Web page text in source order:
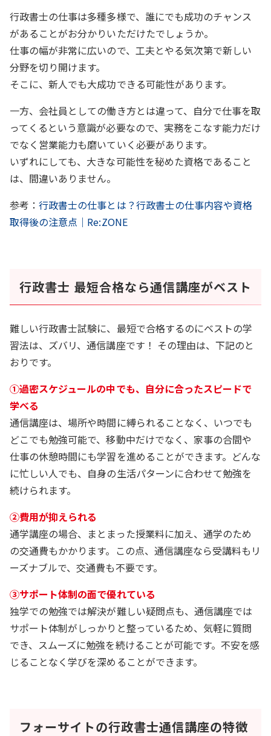
行政書士の仕事は多種多様で、誰にでも成功のチャンス
があることがお分かりいただけたでしょうか。
仕事の幅が非常に広いので、工夫とやる気次第で新しい
分野を切り開けます。
そこに、新人でも大成功できる可能性があります。
一方、会社員としての働き方とは違って、自分で仕事を取
ってくるという意識が必要なので、実務をこなす能力だけ
でなく営業能力も磨いていく必要があります。
いずれにしても、大きな可能性を秘めた資格であること
は、間違いありません。
参考：行政書士の仕事とは？行政書士の仕事内容や資格
取得後の注意点｜Re:ZONE
行政書士 最短合格なら通信講座がベスト
難しい行政書士試験に、最短で合格するのにベストの学
習法は、ズバリ、通信講座です！ その理由は、下記のと
おりです。
➀過密スケジュールの中でも、自分に合ったスピードで
学べる
通信講座は、場所や時間に縛られることなく、いつでも
どこでも勉強可能で、移動中だけでなく、家事の合間や
仕事の休憩時間にも学習を進めることができます。どんな
に忙しい人でも、自身の生活パターンに合わせて勉強を
続けられます。
②費用が抑えられる
通学講座の場合、まとまった授業料に加え、通学のため
の交通費もかかります。この点、通信講座なら受講料もリ
ーズナブルで、交通費も不要です。
③サポート体制の面で優れている
独学での勉強では解決が難しい疑問点も、通信講座では
サポート体制がしっかりと整っているため、気軽に質問
でき、スムーズに勉強を続けることが可能です。不安を感
じることなく学びを深めることができます。
フォーサイトの行政書士通信講座の特徴